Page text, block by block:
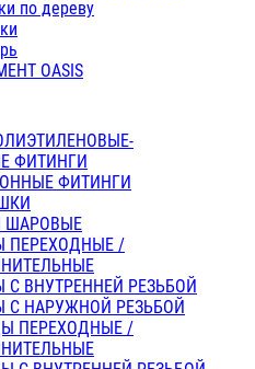
по дереву
OASIS
ФИТИНГИ
ФИТИНГИ
ШАРОВЫЕ
ПЕРЕХОДНЫЕ /
С ВНУТРЕННЕЙ РЕЗЬБОЙ
С НАРУЖНОЙ РЕЗЬБОЙ
ПЕРЕХОДНЫЕ /